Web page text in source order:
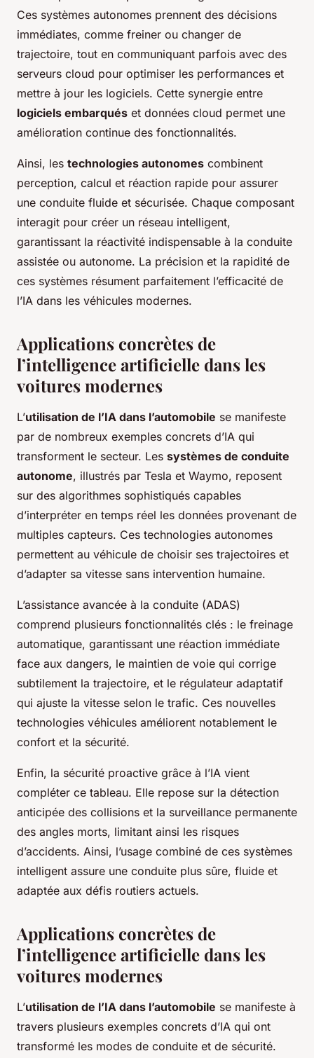
Ces systèmes autonomes prennent des décisions
immédiates, comme freiner ou changer de
trajectoire, tout en communiquant parfois avec des
serveurs cloud pour optimiser les performances et
mettre à jour les logiciels. Cette synergie entre
logiciels embarqués et données cloud permet une
amélioration continue des fonctionnalités.
Ainsi, les technologies autonomes combinent
perception, calcul et réaction rapide pour assurer
une conduite fluide et sécurisée. Chaque composant
interagit pour créer un réseau intelligent,
garantissant la réactivité indispensable à la conduite
assistée ou autonome. La précision et la rapidité de
ces systèmes résument parfaitement l’efficacité de
l’IA dans les véhicules modernes.
Applications concrètes de
l’intelligence artificielle dans les
voitures modernes
L’utilisation de l’IA dans l’automobile se manifeste
par de nombreux exemples concrets d’IA qui
transforment le secteur. Les systèmes de conduite
autonome, illustrés par Tesla et Waymo, reposent
sur des algorithmes sophistiqués capables
d’interpréter en temps réel les données provenant de
multiples capteurs. Ces technologies autonomes
permettent au véhicule de choisir ses trajectoires et
d’adapter sa vitesse sans intervention humaine.
L’assistance avancée à la conduite (ADAS)
comprend plusieurs fonctionnalités clés : le freinage
automatique, garantissant une réaction immédiate
face aux dangers, le maintien de voie qui corrige
subtilement la trajectoire, et le régulateur adaptatif
qui ajuste la vitesse selon le trafic. Ces nouvelles
technologies véhicules améliorent notablement le
confort et la sécurité.
Enfin, la sécurité proactive grâce à l’IA vient
compléter ce tableau. Elle repose sur la détection
anticipée des collisions et la surveillance permanente
des angles morts, limitant ainsi les risques
d’accidents. Ainsi, l’usage combiné de ces systèmes
intelligent assure une conduite plus sûre, fluide et
adaptée aux défis routiers actuels.
Applications concrètes de
l’intelligence artificielle dans les
voitures modernes
L’utilisation de l’IA dans l’automobile se manifeste à
travers plusieurs exemples concrets d’IA qui ont
transformé les modes de conduite et de sécurité.